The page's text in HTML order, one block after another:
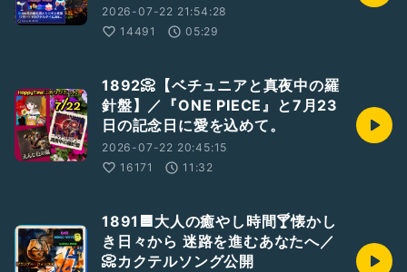
2026-07-22 21:54:28
14491
05:29
1892📀【ベチュニアと真夜中の羅
針盤】／『ONE PIECE』と7月23
日の記念日に愛を込めて。
2026-07-22 20:45:15
16171
11:32
1891🟦大人の癒やし時間🍸懐かし
き日々から 迷路を進むあなたへ／
📀カクテルソング公開